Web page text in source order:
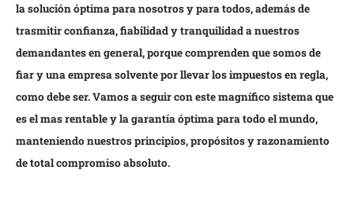
la solución óptima para nosotros y para todos, además de
trasmitir confianza, fiabilidad y tranquilidad a nuestros
demandantes en general, porque comprenden que somos de
fiar y una empresa solvente por llevar los impuestos en regla,
como debe ser. Vamos a seguir con este magnífico sistema que
es el mas rentable y la garantía óptima para todo el mundo,
manteniendo nuestros principios, propósitos y razonamiento
de total compromiso absoluto.